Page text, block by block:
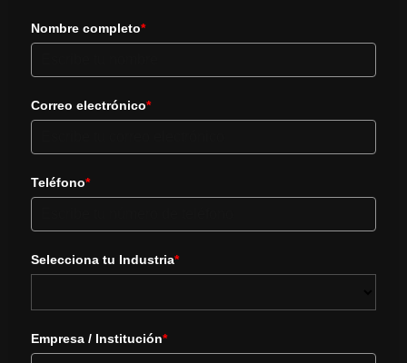
Nombre completo*
Correo electrónico*
Teléfono*
Selecciona tu Industria*
Empresa / Institución*